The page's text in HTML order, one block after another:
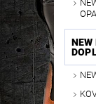
NEW